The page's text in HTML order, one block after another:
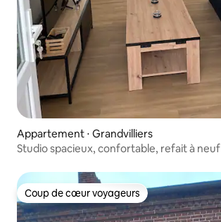
Appartement ⋅ Grandvilliers
Studio spacieux, confortable, refait à neuf
Coup de cœur voyageurs
Coup de cœur voyageurs